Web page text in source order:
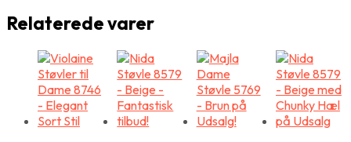
Relaterede varer